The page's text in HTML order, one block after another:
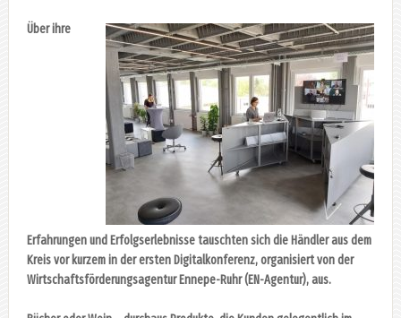
Über ihre
Erfahrungen und Erfolgserlebnisse tauschten sich die Händler aus dem
Kreis vor kurzem in der ersten Digitalkonferenz, organisiert von der
Wirtschaftsförderungsagentur Ennepe-Ruhr (EN-Agentur), aus.